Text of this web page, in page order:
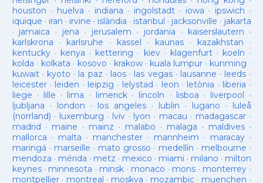
houston · huelva · indiana · ingolstadt· iowa · ipswich ·
iquique · iran · irvine · islàndia · istanbul · jacksonville · jakarta
· jamaica · jena · jerusalem · jordania · kaiserslautern ·
karlskrona · karlsruhe · kassel · kaunas· kazakhstan ·
kentucky· kenya · kettering · kiev· klagenfurt · koeln ·
kolda · kolkata · kosovo · krakow· kuala lumpur · kunming ·
kuwait· kyoto · la paz · laos· las vegas· lausanne · leeds ·
leicester· leiden · leipzig · lelystad · leon · letònia · liberia ·
liege · lille · lima · limerick· lincoln · lisboa · liverpool ·
ljubljana · london · los angeles· lublin · lugano · luleå
(norrland) · luxemburg · lviv · lyon · macau · madagascar·
madrid · maine · mainz · malabo · malaga · maldives·
mallorca · malta · manchester· mannheim · maracay·
maringá · marseille · mato grosso · medellín · melbourne ·
mendoza · mérida · metz · mexico · miami · milano · milton
keynes· minnesota · minsk · monaco · mons · monterrey ·
montpellier· montreal · moskva · mozambic· muenchen ·